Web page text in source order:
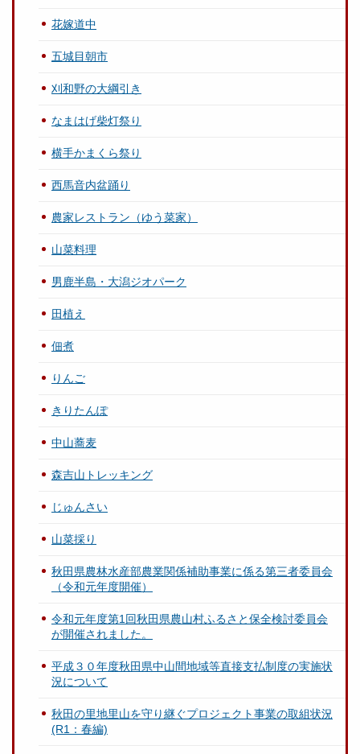
花嫁道中
五城目朝市
刈和野の大綱引き
なまはげ柴灯祭り
横手かまくら祭り
西馬音内盆踊り
農家レストラン（ゆう菜家）
山菜料理
男鹿半島・大潟ジオパーク
田植え
佃煮
りんご
きりたんぽ
中山蕎麦
森吉山トレッキング
じゅんさい
山菜採り
秋田県農林水産部農業関係補助事業に係る第三者委員会
（令和元年度開催）
令和元年度第1回秋田県農山村ふるさと保全検討委員会
が開催されました。
平成３０年度秋田県中山間地域等直接支払制度の実施状
況について
秋田の里地里山を守り継ぐプロジェクト事業の取組状況
(R1：春編)